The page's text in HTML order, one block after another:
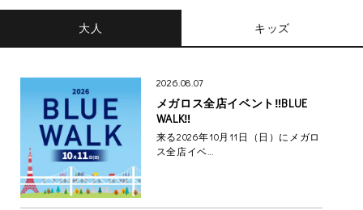
大人
2026.08.07
メガロス全店イベント‼BLUE
WALK‼
来る2026年10月11日（日）にメガロ
ス全店イベ…
キッズ